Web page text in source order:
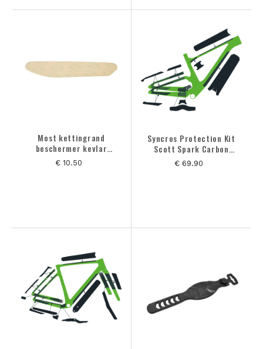
Most kettingrand
beschermer kevlar
crystal
€ 10.50
Syncros Protection Kit
Scott Spark Carbon
Frameset
€ 69.90